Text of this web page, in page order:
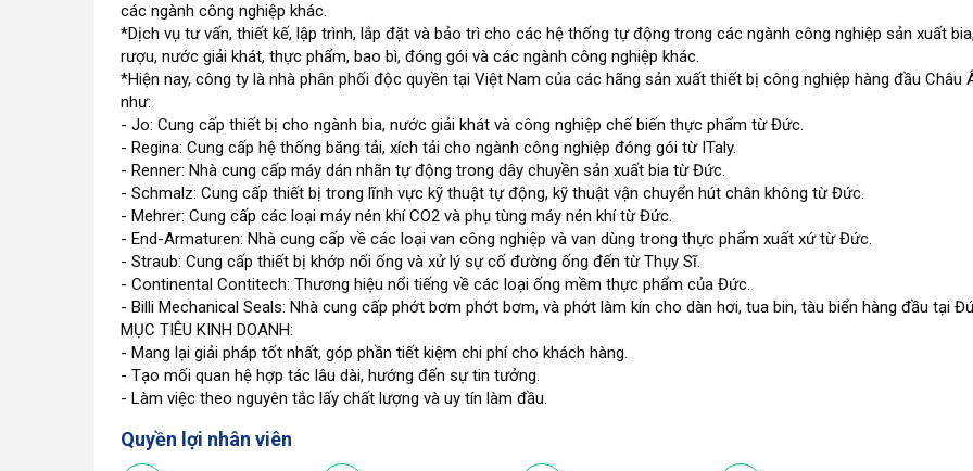
các ngành công nghiệp khác.
*Dịch vụ tư vấn, thiết kế, lập trình, lắp đặt và bảo trì cho các hệ thống tự động trong các ngành công nghiệp sản xuất bia,
rượu, nước giải khát, thực phẩm, bao bì, đóng gói và các ngành công nghiệp khác.
*Hiện nay, công ty là nhà phân phối độc quyền tại Việt Nam của các hãng sản xuất thiết bị công nghiệp hàng đầu Châu
như:
- Jo: Cung cấp thiết bị cho ngành bia, nước giải khát và công nghiệp chế biến thực phẩm từ Đức.
- Regina: Cung cấp hệ thống băng tải, xích tải cho ngành công nghiệp đóng gói từ ITaly.
- Renner: Nhà cung cấp máy dán nhãn tự động trong dây chuyền sản xuất bia từ Đức.
- Schmalz: Cung cấp thiết bị trong lĩnh vực kỹ thuật tự động, kỹ thuật vận chuyển hút chân không từ Đức.
- Mehrer: Cung cấp các loại máy nén khí CO2 và phụ tùng máy nén khí từ Đức.
- End-Armaturen: Nhà cung cấp về các loại van công nghiệp và van dùng trong thực phẩm xuất xứ từ Đức.
- Straub: Cung cấp thiết bị khớp nối ống và xử lý sự cố đường ống đến từ Thụy Sĩ.
- Continental Contitech: Thương hiệu nổi tiếng về các loại ống mềm thực phẩm của Đức.
- Billi Mechanical Seals: Nhà cung cấp phớt bơm phớt bơm, và phớt làm kín cho dàn hơi, tua bin, tàu biển hàng đầu tại
MỤC TIÊU KINH DOANH:
- Mang lại giải pháp tốt nhất, góp phần tiết kiệm chi phí cho khách hàng.
- Tạo mối quan hệ hợp tác lâu dài, hướng đến sự tin tưởng.
- Làm việc theo nguyên tắc lấy chất lượng và uy tín làm đầu.
Quyền lợi nhân viên